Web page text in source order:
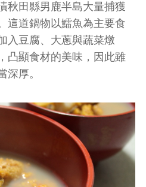
秋田縣男鹿半島大量捕獲
這道鍋物以鱩魚為主要食
入豆腐、大蔥與蔬菜燉
凸顯食材的美味，因此雖
厚。